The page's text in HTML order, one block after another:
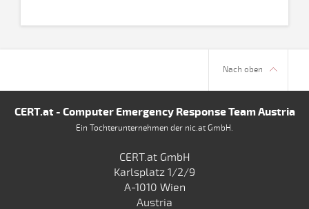
Nach oben
CERT.at - Computer Emergency Response Team Austria
Ein Tochterunternehmen der nic.at GmbH.
CERT.at GmbH
Karlsplatz 1/2/9
A-1010 Wien
Austria